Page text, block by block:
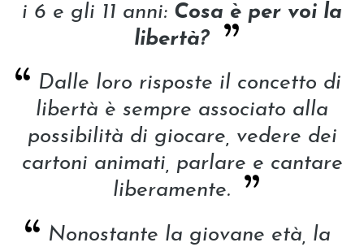
i 6 e gli 11 anni: Cosa è per voi la
libertà?
Dalle loro risposte il concetto di
libertà è sempre associato alla
possibilità di giocare, vedere dei
cartoni animati, parlare e cantare
liberamente.
Nonostante la giovane età, la